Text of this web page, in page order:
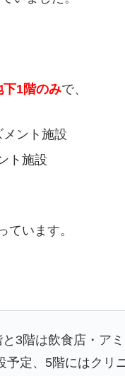
1階のみで、
ント施設
ト施設
ています。
3階は飲食店・ア
定、5階にはクリ